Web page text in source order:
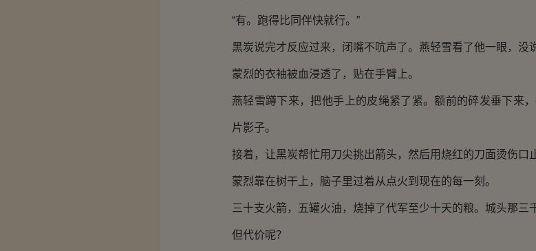
“有。跑得比同伴快就行。”
黑炭说完才反应过来，闭嘴不吭声了。燕轻雪看了他一眼，没
蒙烈的衣袖被血浸透了，贴在手臂上。
燕轻雪蹲下来，把他手上的皮绳紧了紧。额前的碎发垂下来
片影子。
接着，让黑炭帮忙用刀尖挑出箭头，然后用烧红的刀面烫伤口
蒙烈靠在树干上，脑子里过着从点火到现在的每一刻。
三十支火箭，五罐火油，烧掉了代军至少十天的粮。城头那三
但代价呢？